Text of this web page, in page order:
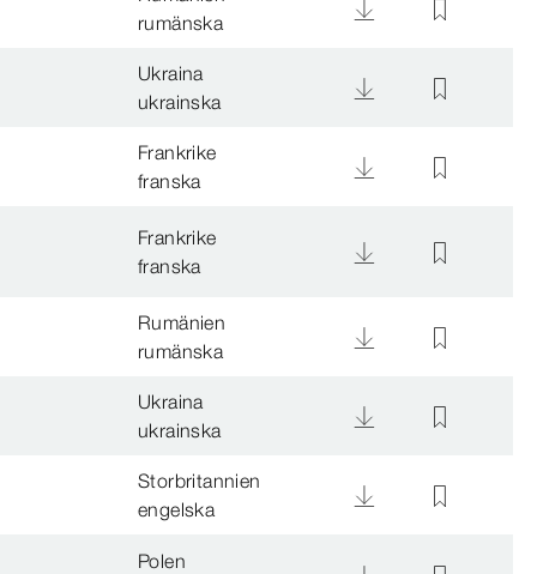
rumänska
Ukraina
ukrainska
Frankrike
franska
Frankrike
franska
Rumänien
rumänska
Ukraina
ukrainska
Storbritannien
engelska
Polen